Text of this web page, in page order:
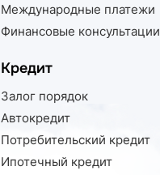
Международные платежи
Финансовые консультации
Кредит
Залог порядок
Автокредит
Потребительский кредит
Ипотечный кредит